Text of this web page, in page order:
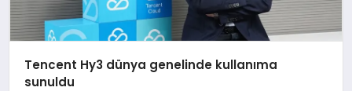
Tencent Hy3 dünya genelinde kullanıma
sunuldu